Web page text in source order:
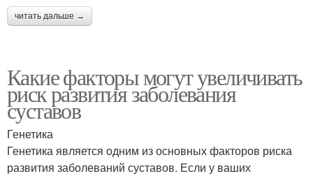
читать дальше →
Какие факторы могут увеличивать
риск развития заболевания
суставов
Генетика
Генетика является одним из основных факторов риска
развития заболеваний суставов. Если у ваших